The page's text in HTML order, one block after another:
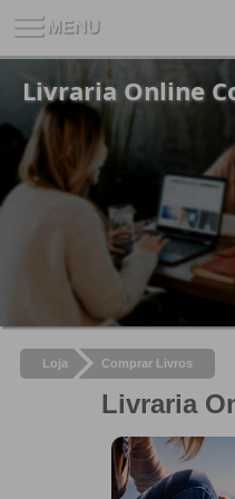
Livraria Online
Loja Comprar Livros
Livraria